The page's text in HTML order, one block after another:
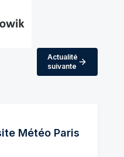
Actualité
suivante
MétéoParis